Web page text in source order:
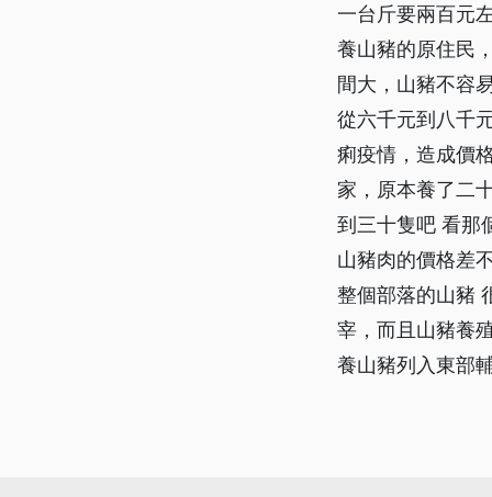
一台斤要兩百元
養山豬的原住民
間大，山豬不容
從六千元到八千
痢疫情，造成價
家，原本養了二
到三十隻吧 看那
山豬肉的價格差
整個部落的山豬
宰，而且山豬養
養山豬列入東部